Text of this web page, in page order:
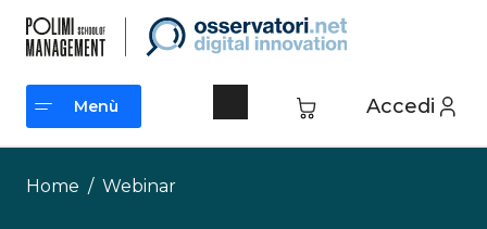
contenuto
Accedi
Menù
Menù
Home / Webinar